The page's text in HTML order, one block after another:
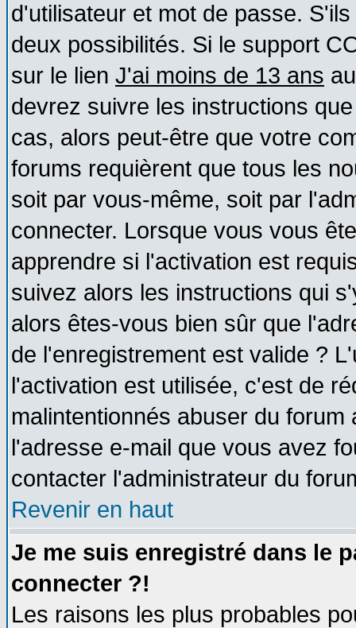
d'utilisateur et mot de passe.
deux possibilités. Si le support
sur le lien J'ai moins de 13 ans
devrez suivre les instructions
cas, alors peut-être que votre
forums requièrent que tous les
soit par vous-même, soit par
connecter. Lorsque vous vous
apprendre si l'activation est
suivez alors les instructions qui
alors êtes-vous bien sûr que
de l'enregistrement est valide ?
l'activation est utilisée, c'est de
malintentionnés abuser du
l'adresse e-mail que vous avez
contacter l'administrateur du
Revenir en haut
Je me suis enregistré dans le
connecter ?!
Les raisons les plus probables